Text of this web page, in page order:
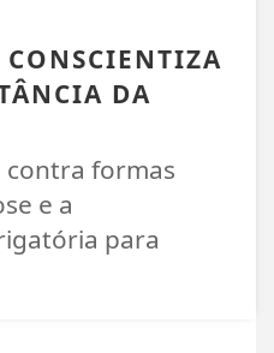
CONSCIENTIZA
DA
formas
e a
para